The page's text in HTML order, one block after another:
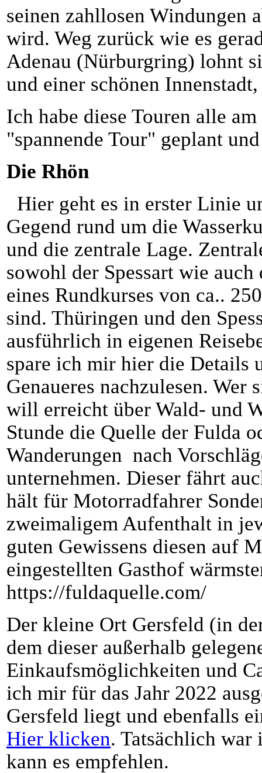
seinen zahllosen Windungen
wird. Weg zurück wie es
Adenau (Nürburgring) lohnt
und einer schönen
Ich habe diese Touren alle
"spannende Tour" geplant
Die Rhön
Hier geht es in erster Linie
Gegend rund um die
und die zentrale Lage.
sowohl der Spessart wie
eines Rundkurses von ca..
sind. Thüringen und den
ausführlich in eigenen
spare ich mir hier die Details
Genaueres nachzulesen. Wer
will erreicht über Wald- und
Stunde die Quelle der Fulda
Wanderungen nach
unternehmen. Dieser fährt
hält für Motorradfahrer
zweimaligem Aufenthalt in
guten Gewissens diesen auf
eingestellten Gasthof
https://fuldaquelle.com/
Der kleine Ort Gersfeld (in
dem dieser außerhalb
Einkaufsmöglichkeiten und
ich mir für das Jahr 2022
Gersfeld liegt und ebenfalls
Hier klicken. Tatsächlich war
kann es empfehlen.